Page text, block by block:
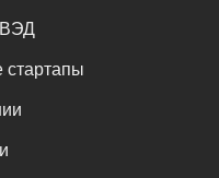
стартапы